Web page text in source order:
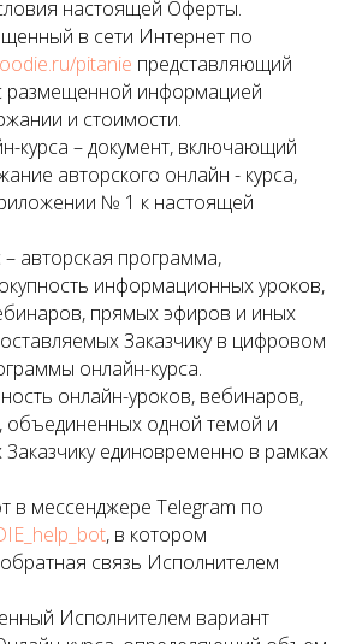
настоящей Оферты.
в сети Интернет по
pitanie представляющий
размещенной информацией
и стоимости.
курса – документ, включающий
авторского онлайн - курса,
№ 1 к настоящей
– авторская программа,
информационных уроков,
прямых эфиров и иных
Заказчику в цифровом
онлайн-курса.
онлайн-уроков, вебинаров,
объединенных одной темой и
единовременно в рамках
в мессенджере Telegram по
, в котором
связь Исполнителем
Исполнителем вариант